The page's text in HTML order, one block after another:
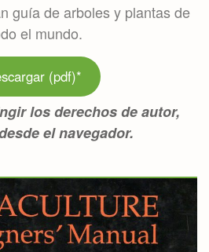
guía de arboles y plantas de
el mundo.
(pdf)*
los derechos de autor,
el navegador.